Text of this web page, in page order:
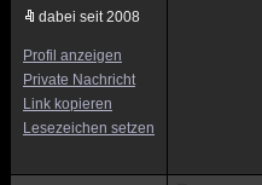
dabei seit 2008
Profil anzeigen
Private Nachricht
Link kopieren
Lesezeichen setzen